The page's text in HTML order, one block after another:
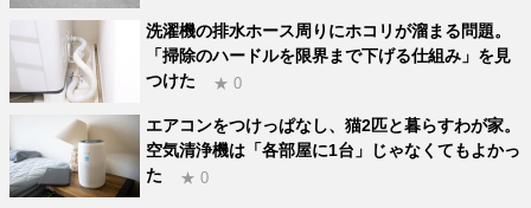
洗濯機の排水ホース周りにホコリが溜まる問題。
「掃除のハードルを限界まで下げる仕組み」を見
つけた
★ 0
エアコンをつけっぱなし、猫2匹と暮らすわが家。
空気清浄機は「各部屋に1台」じゃなくてもよかっ
た
★ 0